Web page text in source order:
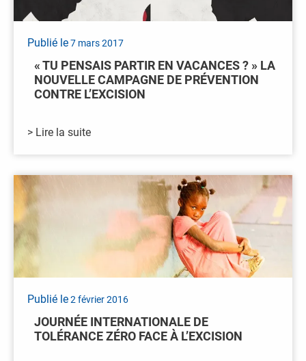
Publié le7 mars 2017
« TU PENSAIS PARTIR EN VACANCES ? » LA
NOUVELLE CAMPAGNE DE PRÉVENTION
CONTRE L’EXCISION
> Lire la suite
Publié le2 février 2016
JOURNÉE INTERNATIONALE DE
TOLÉRANCE ZÉRO FACE À L’EXCISION